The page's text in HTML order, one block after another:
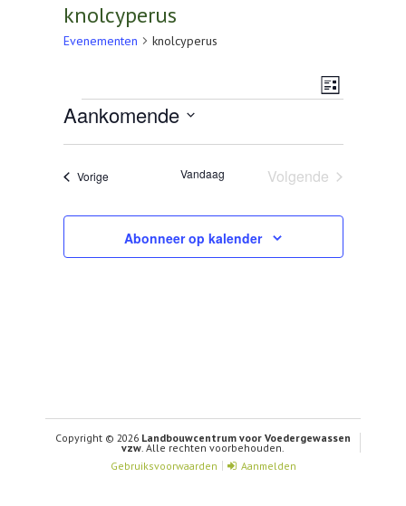
AGENDA
CONTACT
knolcyperus
Evenementen knolcyperus
Lijst
Evenementen
Aankomende
datum.
VorigeEvenementen Vandaag
Volgende
Abonneer op kalender
Copyright © 2026 Landbouwcentrum voor Voedergewassen
vzw. Alle rechten voorbehouden.
Gebruiksvoorwaarden
Aanmelden